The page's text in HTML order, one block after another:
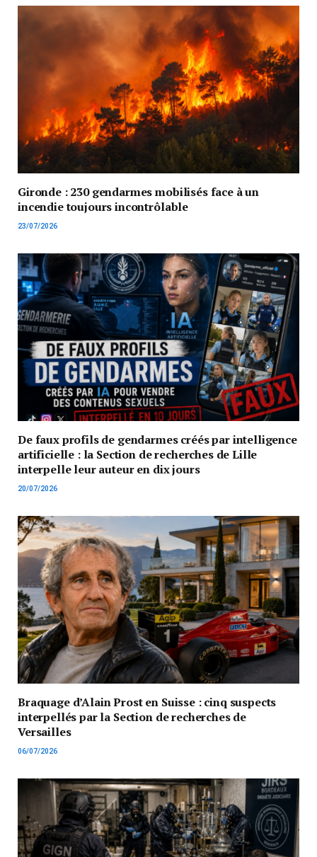
Gironde : 230 gendarmes mobilisés face à un
incendie toujours incontrôlable
23/07/2026
De faux profils de gendarmes créés par intelligence
artificielle : la Section de recherches de Lille
interpelle leur auteur en dix jours
20/07/2026
Braquage d’Alain Prost en Suisse : cinq suspects
interpellés par la Section de recherches de
Versailles
06/07/2026